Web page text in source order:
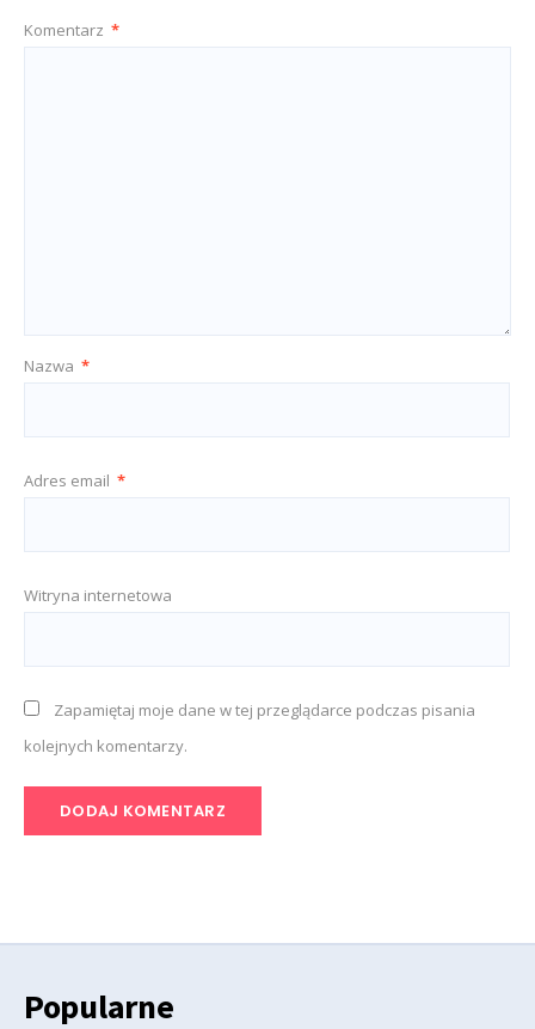
Komentarz *
Nazwa *
Adres email *
Witryna internetowa
Zapamiętaj moje dane w tej przeglądarce podczas pisania
kolejnych komentarzy.
Popularne